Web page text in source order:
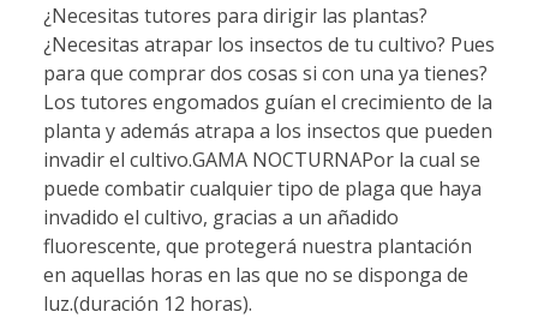
¿Necesitas tutores para dirigir las plantas?
¿Necesitas atrapar los insectos de tu cultivo? Pues
para que comprar dos cosas si con una ya tienes?
Los tutores engomados guían el crecimiento de la
planta y además atrapa a los insectos que pueden
invadir el cultivo.GAMA NOCTURNAPor la cual se
puede combatir cualquier tipo de plaga que haya
invadido el cultivo, gracias a un añadido
fluorescente, que protegerá nuestra plantación
en aquellas horas en las que no se disponga de
luz.(duración 12 horas).